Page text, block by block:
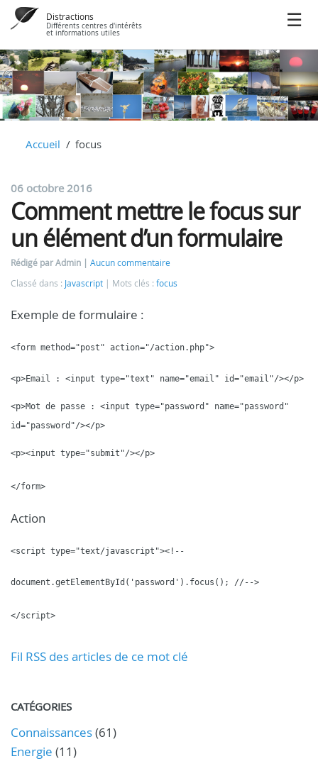
Distractions
Différents centres d'intérêts
et informations utiles
Accueil focus
06 octobre 2016
Comment mettre le focus sur
un élément d’un formulaire
Rédigé par Admin
Aucun commentaire
Classé dans : Javascript Mots clés : focus
Exemple de formulaire :
<form method="post" action="/action.php">
<p>Email : <input type="text" name="email" id="email"/></p>
<p>Mot de passe : <input type="password" name="password"
id="password"/></p>
<p><input type="submit"/></p>
</form>
Action
<script type="text/javascript"><!--
document.getElementById('password').focus(); //-->
</script>
Fil RSS des articles de ce mot clé
CATÉGORIES
Connaissances(61)
Energie (11)